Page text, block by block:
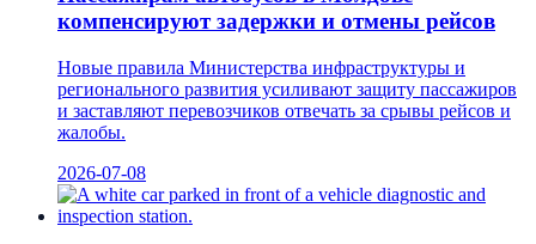
компенсируют задержки и отмены рейсов
Новые правила Министерства инфраструктуры и
регионального развития усиливают защиту пассажиров
и заставляют перевозчиков отвечать за срывы рейсов и
жалобы.
2026-07-08